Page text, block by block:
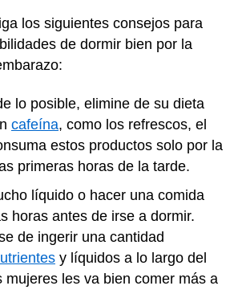
los siguientes consejos para
de dormir bien por la
lo posible, elimine de su dieta
cafeína, como los refrescos, el
estos productos solo por la
primeras horas de la tarde.
líquido o hacer una comida
horas antes de irse a dormir.
de ingerir una cantidad
y líquidos a lo largo del
mujeres les va bien comer más a